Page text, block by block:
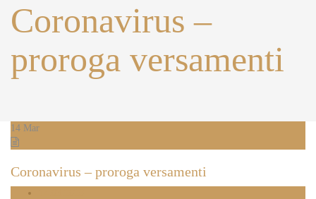
Coronavirus –
proroga versamenti
14 Mar
Coronavirus – proroga versamenti